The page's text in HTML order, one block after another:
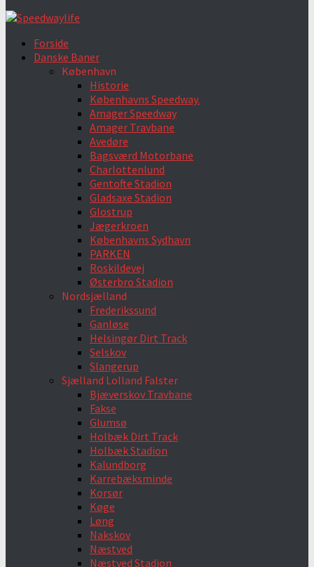
Forside
Danske Baner
København
Historie
Københavns Speedway.
Amager Speedway
Amager Travbane
Avedøre
Bagsværd Motorbane
Charlottenlund
Gentofte Stadion
Gladsaxe Stadion
Glostrup
Jægerkroen
Københavns Sydhavn
PARKEN
Roskildevej
Østerbro Stadion
Nordsjælland
Frederikssund
Ganløse
Helsingør Dirt Track
Selskov
Slangerup
Sjælland Lolland Falster
Bjæverskov Travbane
Fakse
Glumsø
Holbæk Dirt Track
Holbæk Stadion
Kalundborg
Karrebæksminde
Korsør
Køge
Løng
Nakskov
Næstved
Næstved Stadion